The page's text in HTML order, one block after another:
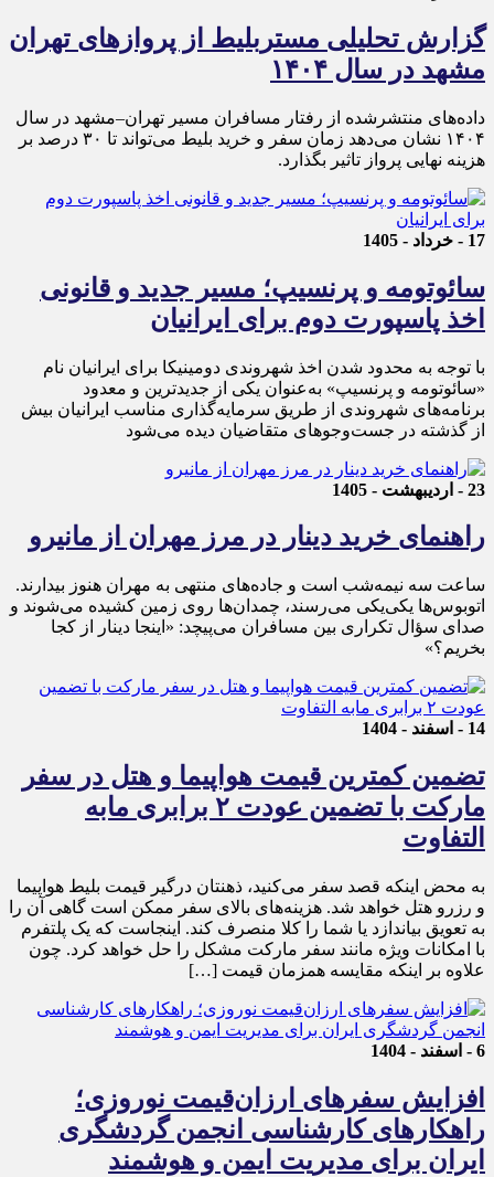
گزارش تحلیلی مستربلیط از پروازهای تهران
مشهد در سال ۱۴۰۴
داده‌های منتشرشده از رفتار مسافران مسیر تهران–مشهد در سال
۱۴۰۴ نشان می‌دهد زمان سفر و خرید بلیط می‌تواند تا ۳۰ درصد بر
هزینه نهایی پرواز تاثیر بگذارد.
17 - خرداد - 1405
سائوتومه و پرنسیپ؛ مسیر جدید و قانونی
اخذ پاسپورت دوم برای ایرانیان
با توجه به محدود شدن اخذ شهروندی دومینیکا برای ایرانیان نام
«سائوتومه و پرنسیپ» به‌عنوان یکی از جدیدترین و معدود
برنامه‌های شهروندی از طریق سرمایه‌گذاری مناسب ایرانیان بیش
از گذشته در جست‌وجوهای متقاضیان دیده می‌شود
23 - اردیبهشت - 1405
راهنمای خرید دینار در مرز مهران از مانیرو
ساعت سه نیمه‌شب است و جاده‌های منتهی به مهران هنوز بیدارند.
اتوبوس‌ها یکی‌یکی می‌رسند، چمدان‌ها روی زمین کشیده می‌شوند و
صدای سؤال تکراری بین مسافران می‌پیچد: «اینجا دینار از کجا
بخریم؟»
14 - اسفند - 1404
تضمین کمترین قیمت هواپیما و هتل در سفر
مارکت با تضمین عودت ۲ برابری مابه
التفاوت
به محض اینکه قصد سفر می‌کنید، ذهنتان درگیر قیمت بلیط هواپیما
و رزرو هتل خواهد شد. هزینه‌های بالای سفر ممکن است گاهی آن را
به تعویق بیاندازد یا شما را کلا منصرف کند. اینجاست که یک پلتفرم
با امکانات ویژه مانند سفر مارکت مشکل را حل خواهد کرد. چون
علاوه بر اینکه مقایسه همزمان قیمت […]
6 - اسفند - 1404
افزایش سفرهای ارزان‌قیمت نوروزی؛
راهکارهای کارشناسی انجمن گردشگری
ایران برای مدیریت ایمن و هوشمند